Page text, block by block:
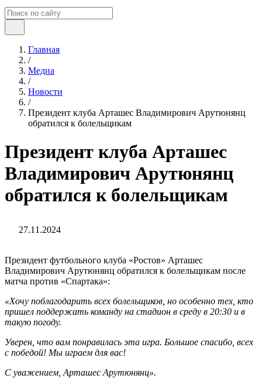
Главная
/
Медиа
/
Новости
/
Президент клуба Арташес Владимирович Арутюнянц
обратился к болельщикам
Президент клуба Арташес
Владимирович Арутюнянц
обратился к болельщикам
27.11.2024
Президент футбольного клуба «Ростов» Арташес
Владимирович Арутюнянц обратился к болельщикам после
матча против «Спартака»:
«Хочу поблагодарить всех болельщиков, но особенно тех, кто
пришел поддержать команду на стадион в среду в 20:30 и в
такую погоду.
Уверен, что вам понравилась эта игра. Большое спасибо, всех
с победой! Мы играем для вас!
С уважением, Арташес Арутюнянц».